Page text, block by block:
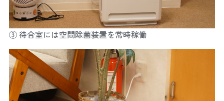
③ 待合室には空間除菌装置を常時稼働